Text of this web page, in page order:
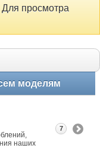
Для просмотра
моделям
наших
7